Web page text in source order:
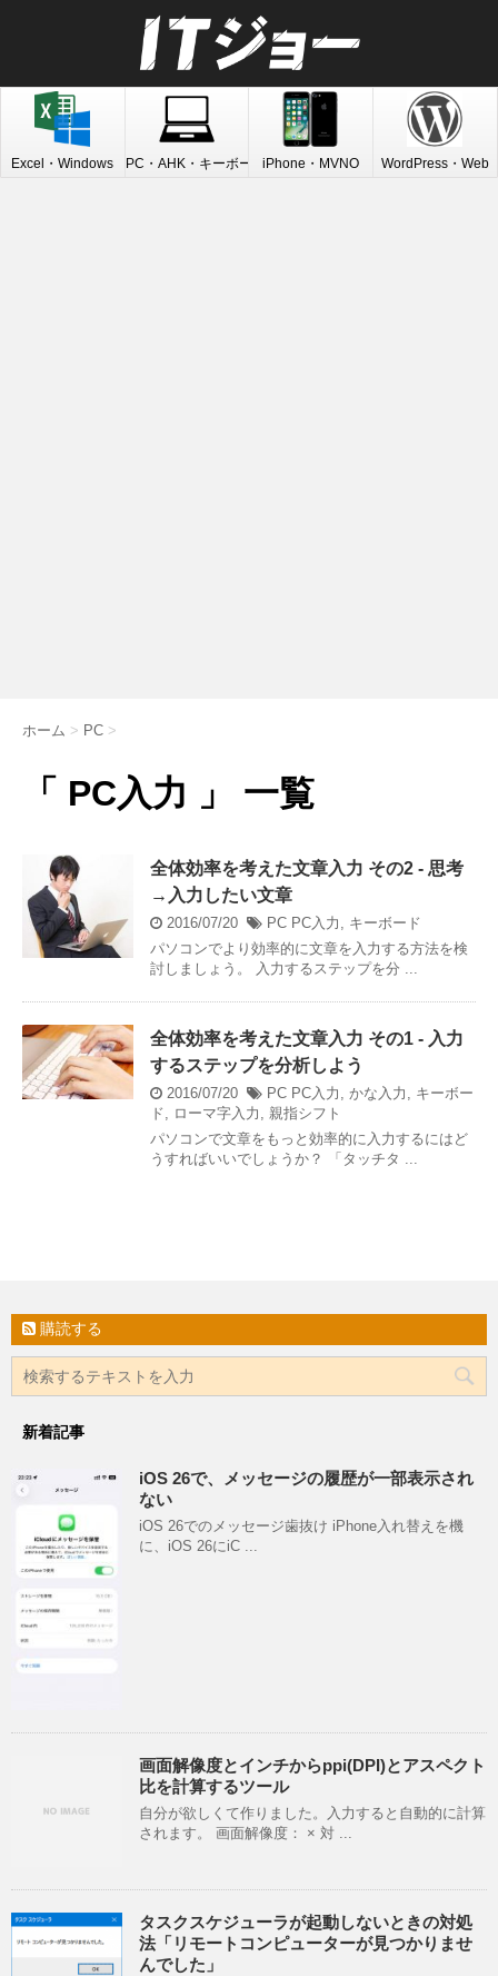
Excel・Windows PC・AHK・キーボードiPhone・MVNO WordPress・Web
ホーム > PC >
「 PC入力 」 一覧
全体効率を考えた文章入力 その2 - 思考
→入力したい文章
2016/07/20 PC PC入力
キーボード
パソコンでより効率的に文章を入力する方法を検
討しましょう。 入力するステップを分 ...
全体効率を考えた文章入力 その1 - 入力
するステップを分析しよう
2016/07/20 PC PC入力 かな入力
キーボー
ド
ローマ字入力
親指シフト
パソコンで文章をもっと効率的に入力するにはど
うすればいいでしょうか？ 「タッチタ ...
購読する
新着記事
iOS 26で、メッセージの履歴が一部表示され
ない
iOS 26でのメッセージ歯抜け iPhone入れ替えを機
に、iOS 26にiC ...
画面解像度とインチからppi(DPI)とアスペクト
比を計算するツール
自分が欲しくて作りました。入力すると自動的に計算
されます。 画面解像度： × 対 ...
タスクスケジューラが起動しないときの対処
法「リモートコンピューターが見つかりませ
んでした」